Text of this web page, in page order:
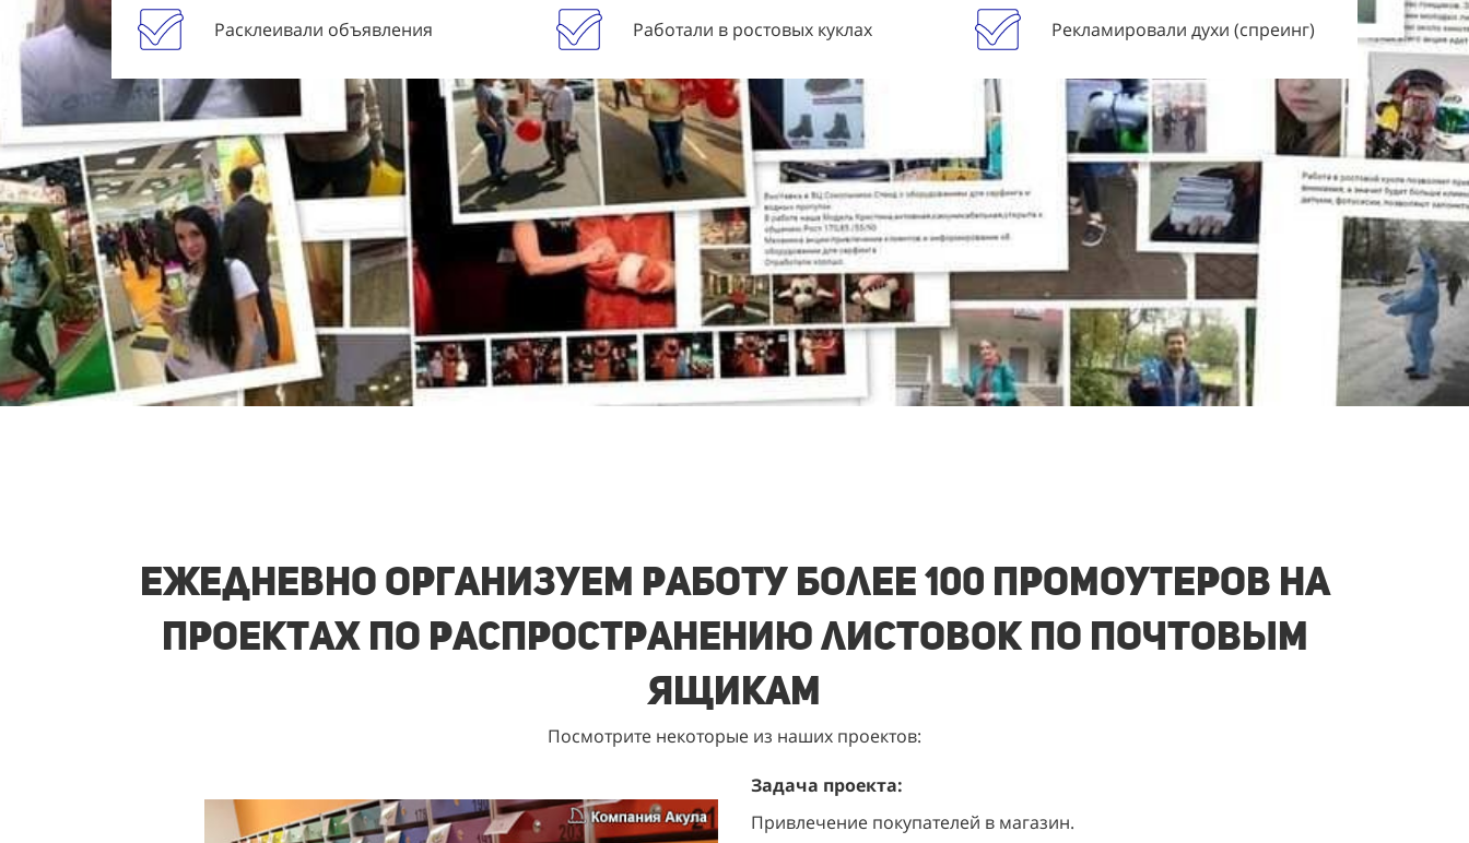
Расклеивали объявления Работали в ростовых куклах Рекламировали духи (спреинг)
Ежедневно организуем работу более 100 промоутеров на
проектах по распространению листовок по почтовым
ящикам
Посмотрите некоторые из наших проектов:
Задача проекта:
Привлечение покупателей в магазин.